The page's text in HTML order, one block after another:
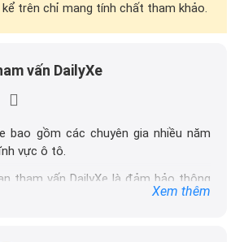
trên chỉ mang tính chất tham khảo.
vấn DailyXe
bao gồm các chuyên gia nhiều năm
vực ô tô.
tham vấn DailyXe là đảm bảo thông
đăng tải trên dailyxe.com.vn, thường
Xem thêm